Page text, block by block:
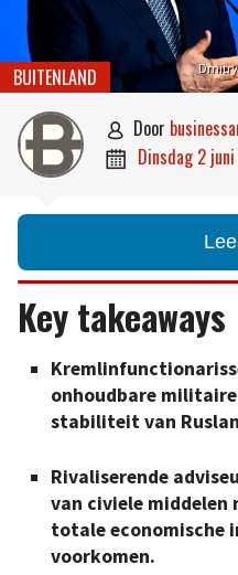
BUITENLAND
 door
 dinsdag 2
Key takeaways
onhoudbare
stabiliteit van
Rivaliserende
van civiele middelen
totale economische
voorkomen.